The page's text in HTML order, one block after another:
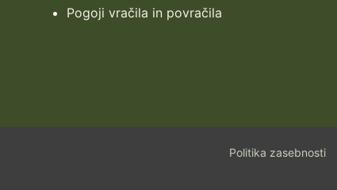
Pogoji vračila in povračila
Politika zasebnosti